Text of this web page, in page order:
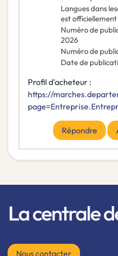
Langues dans
est
Numéro de
2026
Numéro de
Date de
Profil d'acheteur :
https://
Répondre
Nous contacter